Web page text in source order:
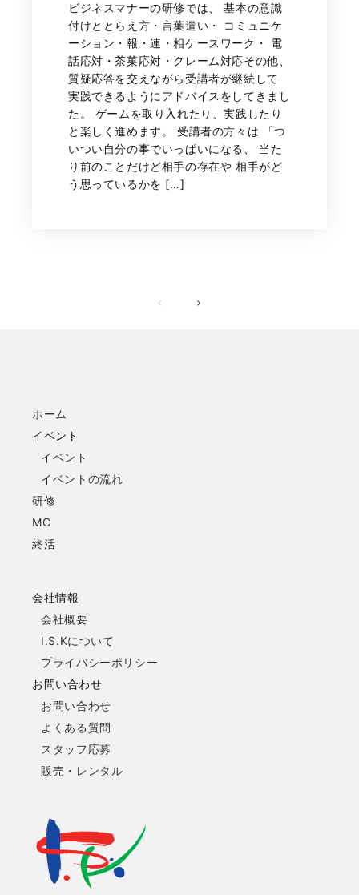
ビジネスマナーの研修では、 基本の意識
付けととらえ方・言葉遣い・ コミュニケ
ーション・報・連・相ケースワーク・ 電
話応対・茶菓応対・クレーム対応その他、
質疑応答を交えながら受講者が継続して
実践できるようにアドバイスをしてきまし
た。 ゲームを取り入れたり、実践したり
と楽しく進めます。 受講者の方々は 「つ
いつい自分の事でいっぱいになる、 当た
り前のことだけど相手の存在や 相手がど
う思っているかを […]
ホーム
イベント
イベント
イベントの流れ
研修
MC
終活
会社情報
会社概要
I.S.Kについて
プライバシーポリシー
お問い合わせ
お問い合わせ
よくある質問
スタッフ応募
販売・レンタル